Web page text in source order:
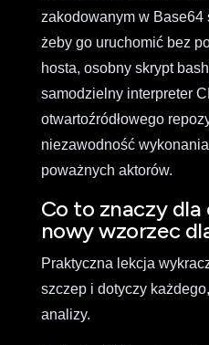
zakodowanym w
żeby go uruchomić bez
hosta, osobny skrypt
samodzielny interpreter
otwartoźródłowego
niezawodność
poważnych aktorów.
Co to znaczy
nowy wzorzec
Praktyczna lekcja
szczep i dotyczy
analizy.